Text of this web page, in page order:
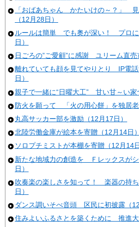
「おばあちゃん かたいけの～？」
（12月28日）
ルールは簡単 でも奥が深い！ プロに
日）
日ごろの”ご愛顧”に感謝 ユリーム直売
離れていても顔を見てやりとり IP電
日）
親子で一緒に“日曜大工” 甘い甘～い家
防火を願って 「火の用心餅」を独居老
丸高サッカー部を激励（12月17日）
北陸労働金庫が絵本を寄贈（12月14日）
ソロプチミストが本棚を寄贈（12月14日
新たな地域力の創造を Ｆレックスが
日）
吹奏楽の楽しさを知って！ 楽器の持
日）
ダンス調いそべ音頭 区民に初披露（12
住みよいふるさとを築くために 推進大